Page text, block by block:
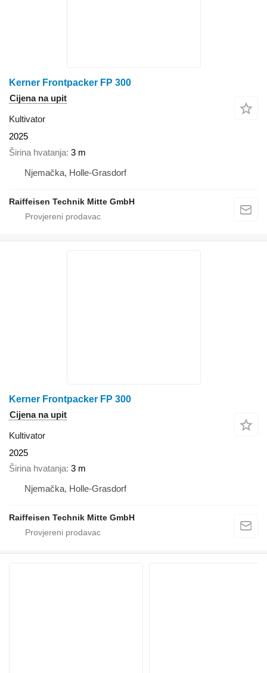
Kerner Frontpacker FP 300
Cijena na upit
Kultivator
2025
Širina hvatanja 3 m
Njemačka, Holle-Grasdorf
Raiffeisen Technik Mitte GmbH
Kerner Frontpacker FP 300
Cijena na upit
Kultivator
2025
Širina hvatanja 3 m
Njemačka, Holle-Grasdorf
Raiffeisen Technik Mitte GmbH